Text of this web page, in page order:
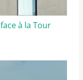
à la Tour